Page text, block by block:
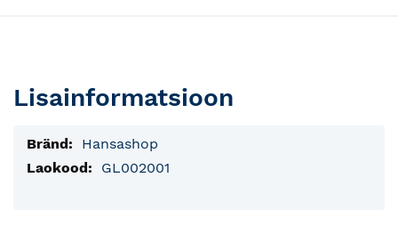
Lisainformatsioon
Lisainfo
Hansashop
GL002001